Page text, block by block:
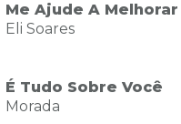
Me Ajude A Melhorar
Eli Soares
É Tudo Sobre Você
Morada